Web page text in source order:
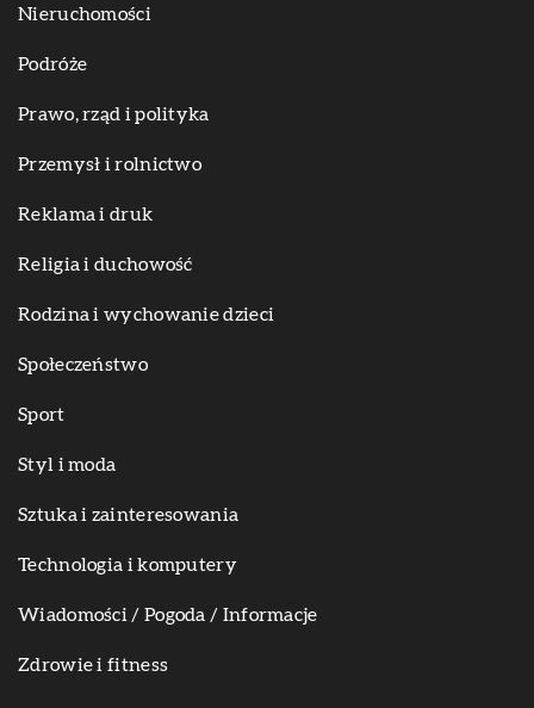
Nieruchomości
Podróże
Prawo, rząd i polityka
Przemysł i rolnictwo
Reklama i druk
Religia i duchowość
Rodzina i wychowanie dzieci
Społeczeństwo
Sport
Styl i moda
Sztuka i zainteresowania
Technologia i komputery
Wiadomości / Pogoda / Informacje
Zdrowie i fitness